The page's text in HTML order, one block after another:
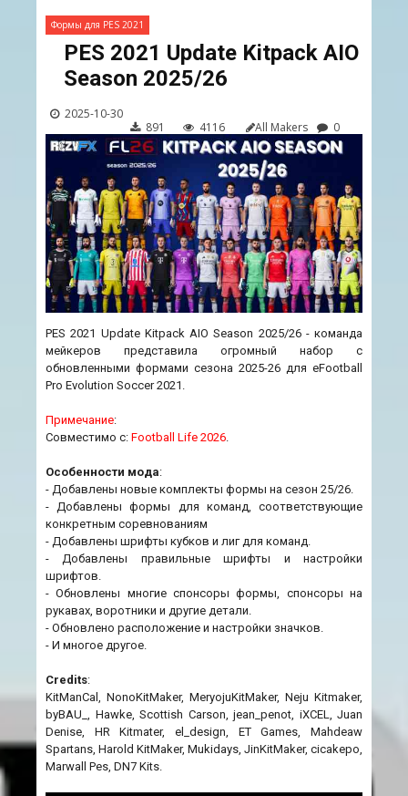
Формы для PES 2021
PES 2021 Update Kitpack AIO
Season 2025/26
2025-10-30
891
4116 All Makers 0
PES 2021 Update Kitpack AIO Season 2025/26 - команда
мейкеров представила огромный набор с
обновленными формами сезона 2025-26 для eFootball
Pro Evolution Soccer 2021.
Примечание:
Совместимо с: Football Life 2026.
Особенности мода:
- Добавлены новые комплекты формы на сезон 25/26.
- Добавлены формы для команд, соответствующие
конкретным соревнованиям
- Добавлены шрифты кубков и лиг для команд.
- Добавлены правильные шрифты и настройки
шрифтов.
- Обновлены многие спонсоры формы, спонсоры на
рукавах, воротники и другие детали.
- Обновлено расположение и настройки значков.
- И многое другое.
Credits:
KitManCal, NonoKitMaker, MeryojuKitMaker, Neju Kitmaker,
byBAU_, Hawke, Scottish Carson, jean_penot, iXCEL, Juan
Denise, HR Kitmater, el_design, ET Games, Mahdeaw
Spartans, Harold KitMaker, Mukidays, JinKitMaker, cicakepo,
Marwall Pes, DN7 Kits.